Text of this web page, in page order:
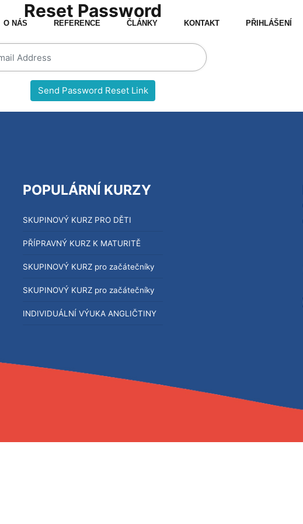
O NÁS REFERENCE ČLÁNKY KONTAKT PŘIHLÁŠENÍ
Reset Password
Send Password Reset Link
POPULÁRNÍ KURZY
SKUPINOVÝ KURZ PRO DĚTI
PŘÍPRAVNÝ KURZ K MATURITĚ
SKUPINOVÝ KURZ pro začátečníky
SKUPINOVÝ KURZ pro začátečníky
INDIVIDUÁLNÍ VÝUKA ANGLIČTINY